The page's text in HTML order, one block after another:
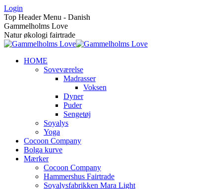
Skip
to
content
Login
Top Header Menu - Danish
Gammelholms Love
Natur økologi fairtrade
HOME
Soveværelse
Madrasser
Voksen
Dyner
Puder
Sengetøj
Soyalys
Yoga
Cocoon Company
Bolga kurve
Mærker
Cocoon Company
Hammershus Fairtrade
Soyalysfabrikken Mara Light